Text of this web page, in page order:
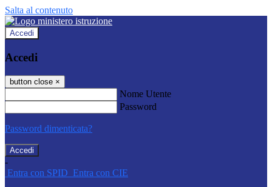
Salta al contenuto
Accedi
Accedi
button close ×
Nome Utente
Password
Password dimenticata?
-
Entra con SPID Entra con CIE